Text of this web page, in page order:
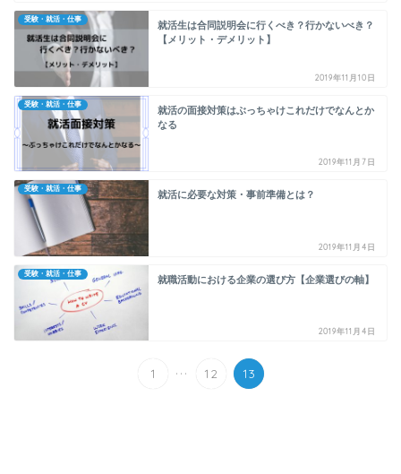
受験・就活・仕事
就活生は合同説明会に行くべき？行かないべき？
【メリット・デメリット】
2019年11月10日
受験・就活・仕事
就活の面接対策はぶっちゃけこれだけでなんとか
なる
2019年11月7日
受験・就活・仕事
就活に必要な対策・事前準備とは？
2019年11月4日
受験・就活・仕事
就職活動における企業の選び方【企業選びの軸】
2019年11月4日
1 ... 12 13